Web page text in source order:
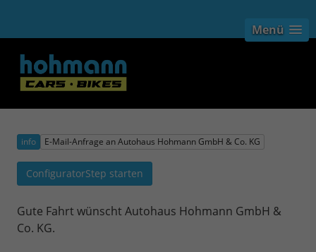
Menü
info E-Mail-Anfrage an Autohaus Hohmann GmbH & Co. KG
ConfiguratorStep starten
Gute Fahrt wünscht Autohaus Hohmann GmbH &
Co. KG.